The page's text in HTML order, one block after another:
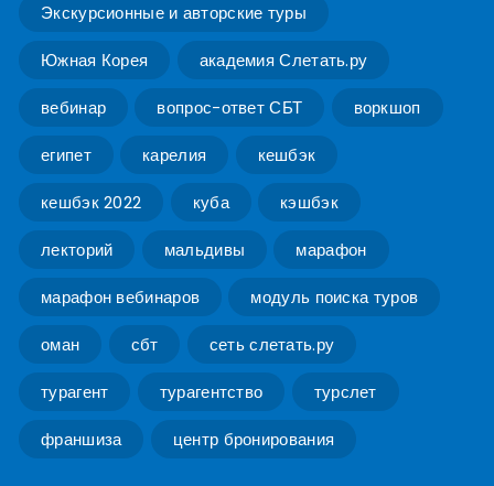
Экскурсионные и авторские туры
Южная Корея академия Слетать.ру
вебинар вопрос-ответ СБТ воркшоп
египет карелия кешбэк
кешбэк 2022 куба кэшбэк
лекторий мальдивы марафон
марафон вебинаров модуль поиска туров
оман сбт сеть слетать.ру
турагент турагентство турслет
франшиза центр бронирования